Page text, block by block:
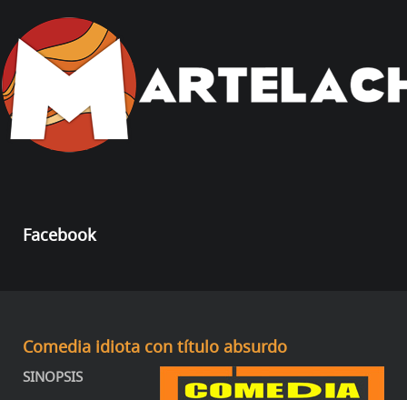
Facebook
Comedia idiota con título absurdo
SINOPSIS